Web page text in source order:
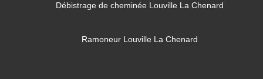
Débistrage de cheminée Louville La Chenard
Ramoneur Louville La Chenard